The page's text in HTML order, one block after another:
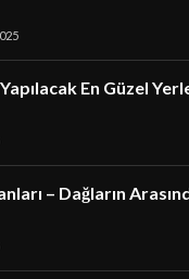
En Güzel
– Dağların